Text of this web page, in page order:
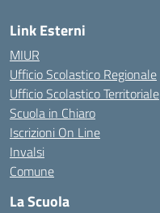
Link Esterni
MIUR
Ufficio Scolastico Regionale
Ufficio Scolastico Territoriale
Scuola in Chiaro
Iscrizioni On Line
Invalsi
Comune
La Scuola